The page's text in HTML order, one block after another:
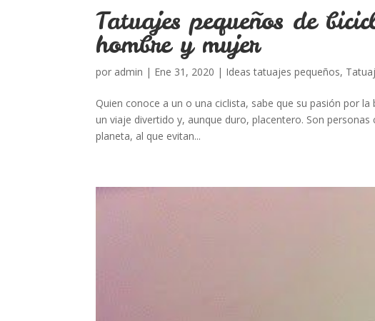
Tatuajes pequeños de
hombre y mujer
por admin | Ene 31, 2020 | Ideas tatuajes pequeños,
Quien conoce a un o una ciclista, sabe que su pasión por
un viaje divertido y, aunque duro, placentero. Son
planeta, al que evitan...